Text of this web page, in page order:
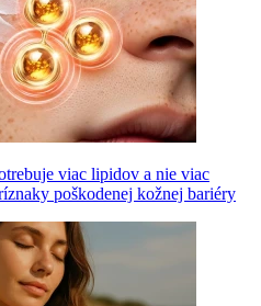
viac lipidov a nie viac
poškodenej kožnej bariéry